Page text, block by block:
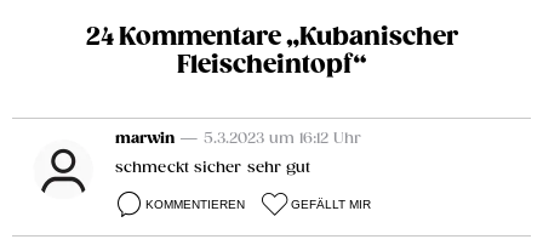
24 Kommentare „Kubanischer
Fleischeintopf“
marwin — 5.3.2023 um 16:12 Uhr
schmeckt sicher sehr gut
KOMMENTIEREN GEFÄLLT MIR